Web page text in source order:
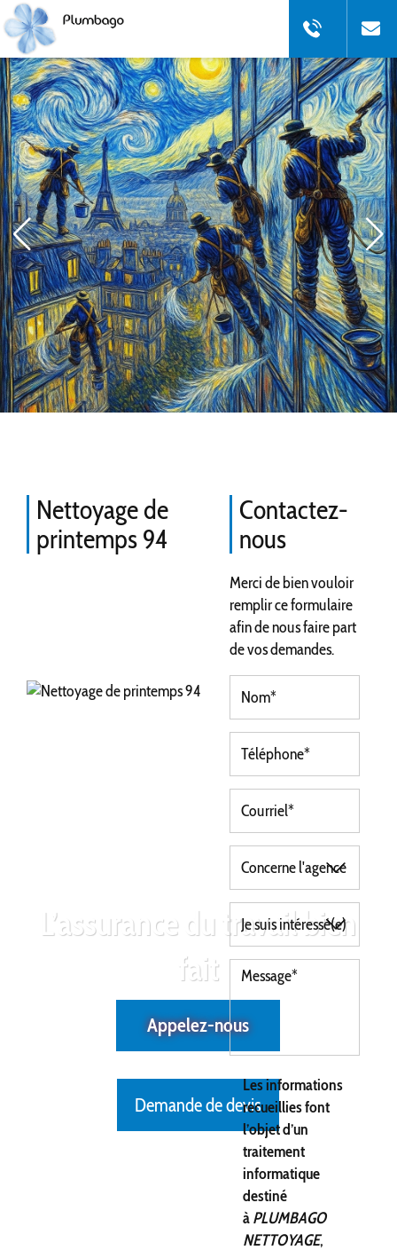
L’assurance du travail bien
fait
Appelez-nous
Demande de devis
Nettoyage de
printemps 94
Contactez-
nous
Merci de bien vouloir
remplir ce formulaire
afin de nous faire part
de vos demandes.
Les informations
recueillies font
l’objet d’un
traitement
informatique
destiné
àPLUMBAGO
NETTOYAGE,